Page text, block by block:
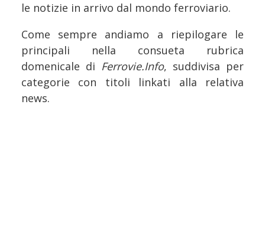
le notizie in arrivo dal mondo ferroviario.
Come sempre andiamo a riepilogare le
principali nella consueta rubrica
domenicale di Ferrovie.Info, suddivisa per
categorie con titoli linkati alla relativa
news.